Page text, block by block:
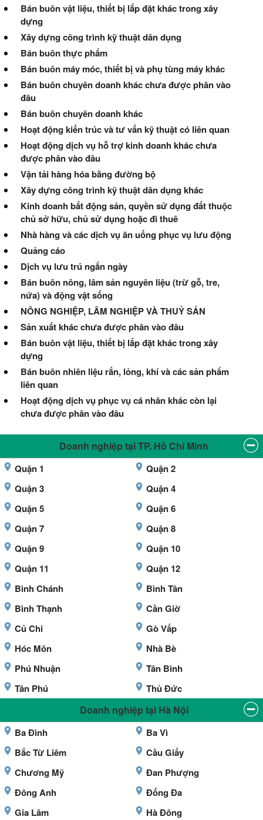
Bán buôn vật liệu, thiết bị lắp đặt khác trong xây
dựng
Xây dựng công trình kỹ thuật dân dụng
Bán buôn thực phẩm
Bán buôn máy móc, thiết bị và phụ tùng máy khác
Bán buôn chuyên doanh khác chưa được phân vào
đâu
Bán buôn chuyên doanh khác
Hoạt động kiến trúc và tư vấn kỹ thuật có liên quan
Hoạt động dịch vụ hỗ trợ kinh doanh khác chưa
được phân vào đâu
Vận tải hàng hóa bằng đường bộ
Xây dựng công trình kỹ thuật dân dụng khác
Kinh doanh bất động sản, quyền sử dụng đất thuộc
chủ sở hữu, chủ sử dụng hoặc đi thuê
Nhà hàng và các dịch vụ ăn uống phục vụ lưu động
Quảng cáo
Dịch vụ lưu trú ngắn ngày
Bán buôn nông, lâm sản nguyên liệu (trừ gỗ, tre,
nứa) và động vật sống
NÔNG NGHIỆP, LÂM NGHIỆP VÀ THUỶ SẢN
Sản xuất khác chưa được phân vào đâu
Bán buôn vật liệu, thiết bị lắp đặt khác trong xây
dựng
Bán buôn nhiên liệu rắn, lỏng, khí và các sản phẩm
liên quan
Hoạt động dịch vụ phục vụ cá nhân khác còn lại
chưa được phân vào đâu
Doanh nghiệp tại TP. Hồ Chí Minh
Quận 1
Quận 2
Quận 3
Quận 4
Quận 5
Quận 6
Quận 7
Quận 8
Quận 9
Quận 10
Quận 11
Quận 12
Bình Chánh
Bình Tân
Bình Thạnh
Cần Giờ
Củ Chi
Gò Vấp
Hóc Môn
Nhà Bè
Phú Nhuận
Tân Bình
Tân Phú
Thủ Đức
Doanh nghiệp tại Hà Nội
Ba Đình
Ba Vì
Bắc Từ Liêm
Cầu Giấy
Chương Mỹ
Đan Phượng
Đông Anh
Đống Đa
Gia Lâm
Hà Đông